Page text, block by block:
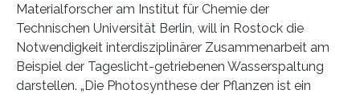
Materialforscher am Institut für Chemie der
Technischen Universität Berlin, will in Rostock die
Notwendigkeit interdisziplinärer Zusammenarbeit am
Beispiel der Tageslicht-getriebenen Wasserspaltung
darstellen. „Die Photosynthese der Pflanzen ist ein